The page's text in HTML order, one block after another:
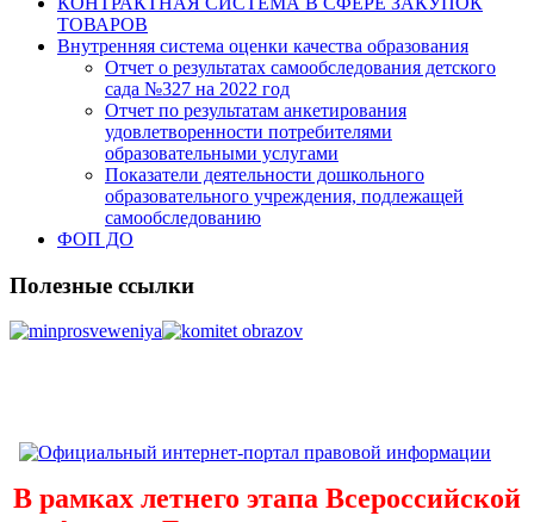
ТОВАРОВ
Внутренняя система оценки качества образования
Отчет о результатах самообследования детского
сада №327 на 2022 год
Отчет по результатам анкетирования
удовлетворенности потребителями
образовательными услугами
Показатели деятельности дошкольного
образовательного учреждения, подлежащей
самообследованию
ФОП ДО
Полезные ссылки
В рамках летнего этапа Всероссийской